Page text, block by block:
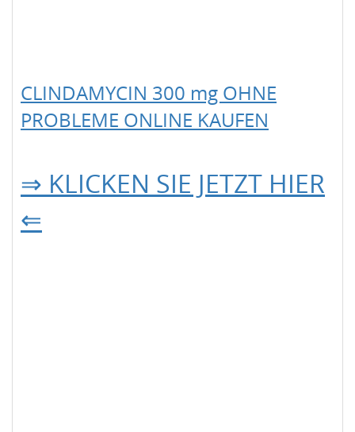
CLINDAMYCIN 300 mg OHNE
PROBLEME ONLINE KAUFEN
⇒ KLICKEN SIE JETZT HIER
⇐